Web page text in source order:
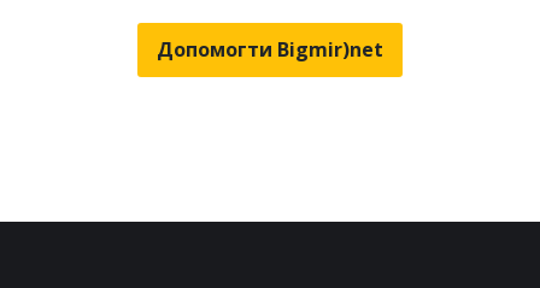
Допомогти Bigmir)net